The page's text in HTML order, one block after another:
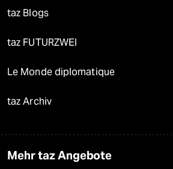
taz Blogs
taz FUTURZWEI
Le Monde diplomatique
taz Archiv
Mehr taz Angebote